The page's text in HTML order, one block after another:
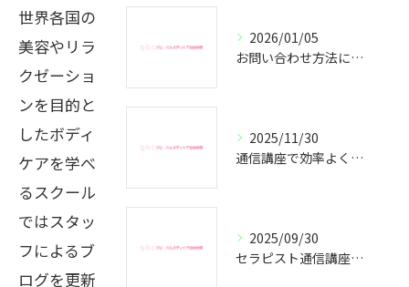
2026/01/05
お問い合わせ方法についてのご案内
2025/11/30
通信講座で効率よくセラピスト資格取得
2025/09/30
セラピスト通信講座で副業成功の秘訣
世界各国の
美容やリラ
クゼーショ
ンを目的と
したボディ
ケアを学べ
るスクール
ではスタッ
フによるブ
ログを更新